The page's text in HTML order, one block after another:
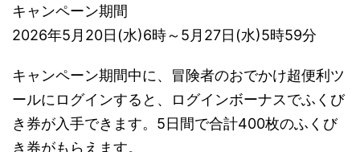
キャンペーン期間
2026年5月20日(水)6時～5月27日(水)5時59分
キャンペーン期間中に、冒険者のおでかけ超便利ツ
ールにログインすると、ログインボーナスでふくび
き券が入手できます。5日間で合計400枚のふくび
き券がもらえます。